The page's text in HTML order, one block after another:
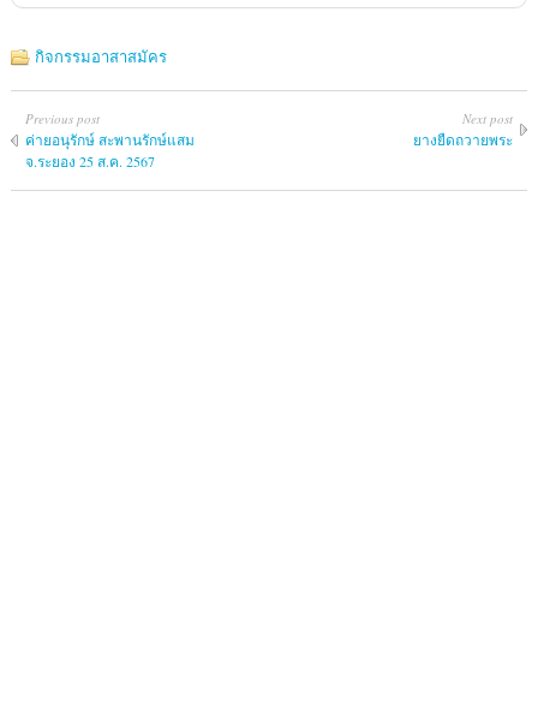
กิจกรรมอาสาสมัคร
Previous post
ค่ายอนุรักษ์ สะพานรักษ์แสม
จ.ระยอง 25 ส.ค. 2567
Next post
ยางยืดถวายพระ